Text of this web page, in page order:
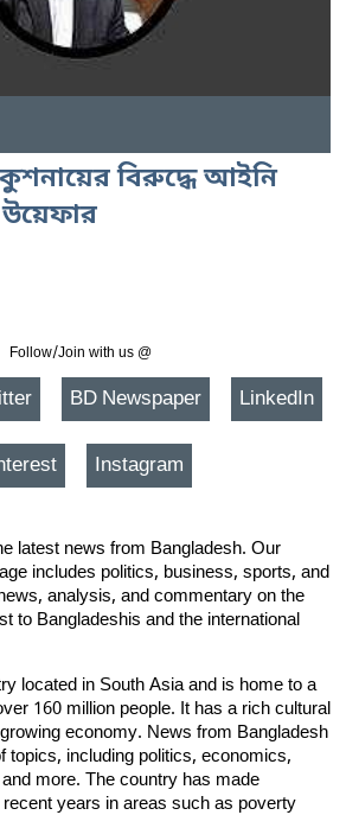
বিরুদ্ধে আইনি
উয়েফার
Follow/Join with us @
BD Newspaper LinkedIn
Instagram
latest news from Bangladesh. Our
includes politics, business, sports, and
analysis, and commentary on the
to Bangladeshis and the international
located in South Asia and is home to a
160 million people. It has a rich cultural
economy. News from Bangladesh
topics, including politics, economics,
more. The country has made
years in areas such as poverty